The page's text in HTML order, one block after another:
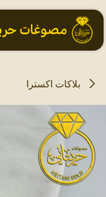
تخطي للذهاب إلى المحتوى
بلاكات اكسترا